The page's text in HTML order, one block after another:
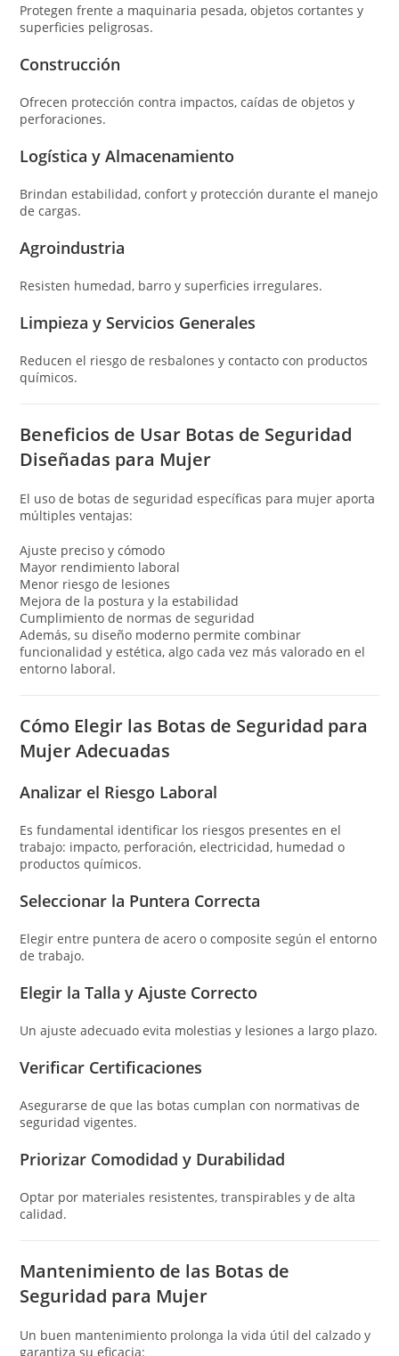
Protegen frente a maquinaria pesada, objetos cortantes y
superficies peligrosas.
Construcción
Ofrecen protección contra impactos, caídas de objetos y
perforaciones.
Logística y Almacenamiento
Brindan estabilidad, confort y protección durante el manejo
de cargas.
Agroindustria
Resisten humedad, barro y superficies irregulares.
Limpieza y Servicios Generales
Reducen el riesgo de resbalones y contacto con productos
químicos.
Beneficios de Usar Botas de Seguridad
Diseñadas para Mujer
El uso de botas de seguridad específicas para mujer aporta
múltiples ventajas:
Ajuste preciso y cómodo
Mayor rendimiento laboral
Menor riesgo de lesiones
Mejora de la postura y la estabilidad
Cumplimiento de normas de seguridad
Además, su diseño moderno permite combinar
funcionalidad y estética, algo cada vez más valorado en el
entorno laboral.
Cómo Elegir las Botas de Seguridad para
Mujer Adecuadas
Analizar el Riesgo Laboral
Es fundamental identificar los riesgos presentes en el
trabajo: impacto, perforación, electricidad, humedad o
productos químicos.
Seleccionar la Puntera Correcta
Elegir entre puntera de acero o composite según el entorno
de trabajo.
Elegir la Talla y Ajuste Correcto
Un ajuste adecuado evita molestias y lesiones a largo plazo.
Verificar Certificaciones
Asegurarse de que las botas cumplan con normativas de
seguridad vigentes.
Priorizar Comodidad y Durabilidad
Optar por materiales resistentes, transpirables y de alta
calidad.
Mantenimiento de las Botas de
Seguridad para Mujer
Un buen mantenimiento prolonga la vida útil del calzado y
garantiza su eficacia: